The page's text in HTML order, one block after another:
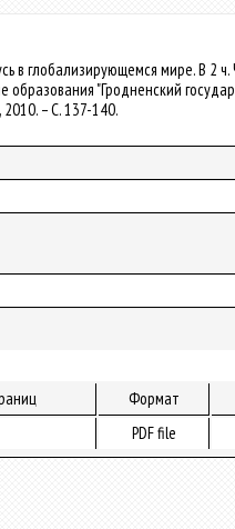
в глобализирующемся мире. В 2
"Гродненский
2010. – С. 137-140.
Формат
PDF file